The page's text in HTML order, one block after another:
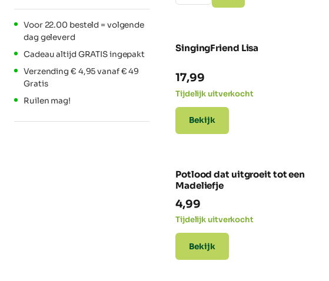
SingingFriend Lisa
17,99
Tijdelijk uitverkocht
Bekijk
Potlood dat uitgroeit tot een
Madeliefje
4,99
Tijdelijk uitverkocht
Bekijk
Voor 22.00 besteld = volgende
dag geleverd
Cadeau altijd GRATIS ingepakt
Verzending € 4,95 vanaf € 49
Gratis
Ruilen mag!